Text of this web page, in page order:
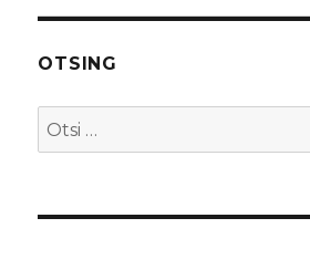
OTSING
Otsi: